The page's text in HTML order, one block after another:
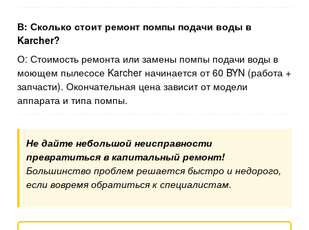
В: Сколько стоит ремонт помпы подачи воды в
Karcher?
О: Стоимость ремонта или замены помпы подачи воды в
моющем пылесосе Karcher начинается от 60 BYN (работа +
запчасти). Окончательная цена зависит от модели
аппарата и типа помпы.
Не дайте небольшой неисправности
превратиться в капитальный ремонт!
Большинство проблем решается быстро и недорого,
если вовремя обратиться к специалистам.